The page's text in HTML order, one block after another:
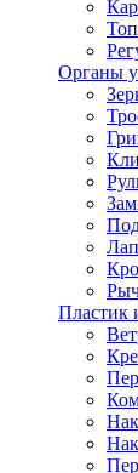
Органы
Пластик